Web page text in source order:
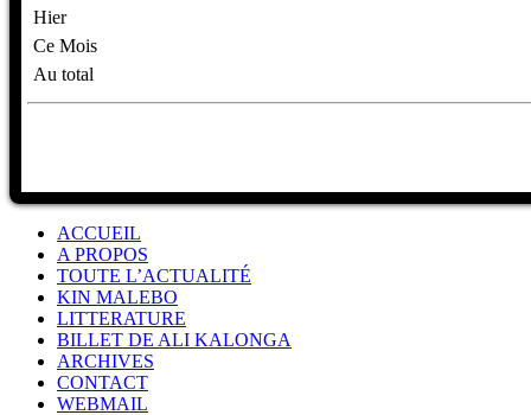
Hier
Ce Mois
Au total
ACCUEIL
A PROPOS
TOUTE L’ACTUALITÉ
KIN MALEBO
LITTERATURE
BILLET DE ALI KALONGA
ARCHIVES
CONTACT
WEBMAIL